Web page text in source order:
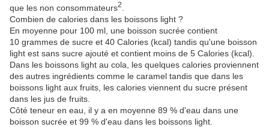
que les non consommateurs2
Combien de calories dans les boissons light ?
En moyenne pour 100 ml, une boisson sucrée contient
10 grammes de sucre et 40 Calories (kcal) tandis qu'une boisson
light est sans sucre ajouté et contient moins de 5 Calories (kcal).
Dans les boissons light au cola, les quelques calories proviennent
des autres ingrédients comme le caramel tandis que dans les
boissons light aux fruits, les calories viennent du sucre présent
dans les jus de fruits.
Côté teneur en eau, il y a en moyenne 89 % d'eau dans une
boisson sucrée et 99 % d'eau dans les boissons light.